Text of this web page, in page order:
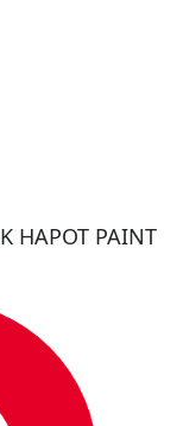
HAPOT PAINT